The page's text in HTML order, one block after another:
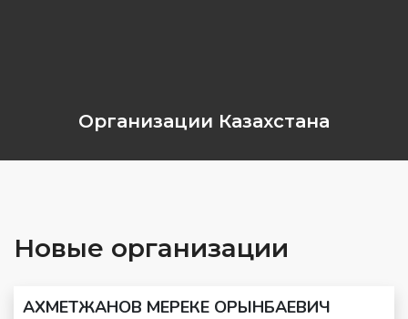
Организации Казахстана
Новые организации
АХМЕТЖАНОВ МЕРЕКЕ ОРЫНБАЕВИЧ